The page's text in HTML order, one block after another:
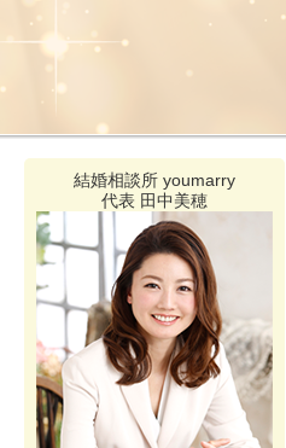
結婚相談所 youmarry
代表 田中美穂